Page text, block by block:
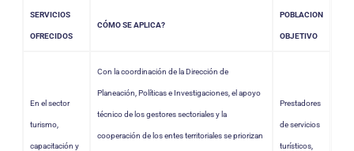
SERVICIOS
OFRECIDOS
CÓMO SE APLICA?
POBLACION
OBJETIVO
En el sector
turismo,
capacitación y
Con la coordinación de la Dirección de
Planeación, Políticas e Investigaciones, el apoyo
técnico de los gestores sectoriales y la
cooperación de los entes territoriales se priorizan
Prestadores
de servicios
turísticos,